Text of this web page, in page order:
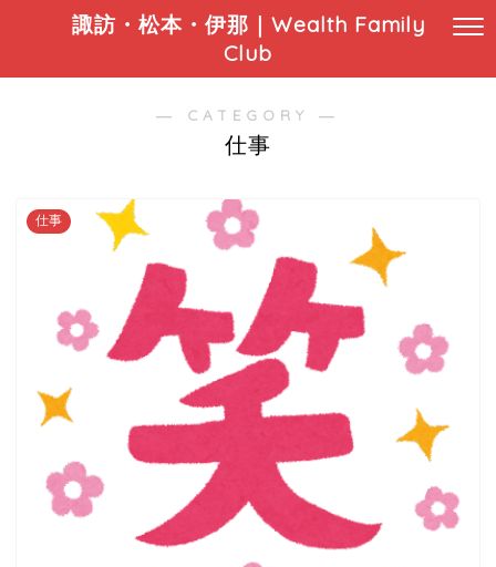
諏訪・松本・伊那｜Wealth Family
Club
― CATEGORY ―
仕事
仕事